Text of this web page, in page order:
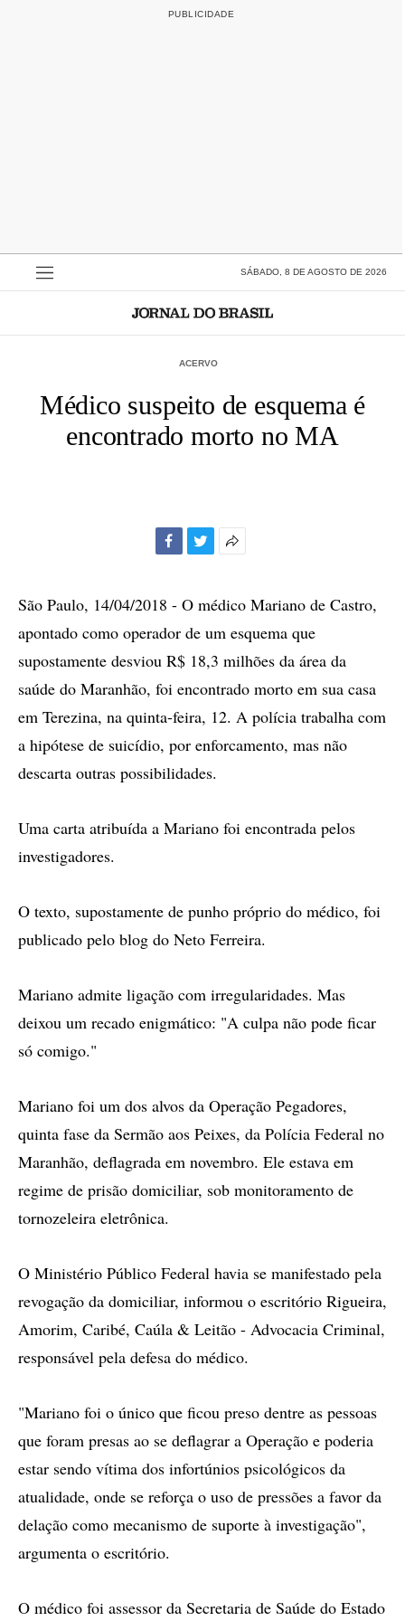
SÁBADO, 8 DE AGOSTO DE 2026
ACERVO
Médico suspeito de esquema é
encontrado morto no MA
compartilhamento
São Paulo, 14/04/2018 - O médico Mariano de Castro,
apontado como operador de um esquema que
supostamente desviou R$ 18,3 milhões da área da
saúde do Maranhão, foi encontrado morto em sua casa
em Terezina, na quinta-feira, 12. A polícia trabalha com
a hipótese de suicídio, por enforcamento, mas não
descarta outras possibilidades.
Uma carta atribuída a Mariano foi encontrada pelos
investigadores.
O texto, supostamente de punho próprio do médico, foi
publicado pelo blog do Neto Ferreira.
Mariano admite ligação com irregularidades. Mas
deixou um recado enigmático: "A culpa não pode ficar
só comigo."
Mariano foi um dos alvos da Operação Pegadores,
quinta fase da Sermão aos Peixes, da Polícia Federal no
Maranhão, deflagrada em novembro. Ele estava em
regime de prisão domiciliar, sob monitoramento de
tornozeleira eletrônica.
O Ministério Público Federal havia se manifestado pela
revogação da domiciliar, informou o escritório Rigueira,
Amorim, Caribé, Caúla & Leitão - Advocacia Criminal,
responsável pela defesa do médico.
"Mariano foi o único que ficou preso dentre as pessoas
que foram presas ao se deflagrar a Operação e poderia
estar sendo vítima dos infortúnios psicológicos da
atualidade, onde se reforça o uso de pressões a favor da
delação como mecanismo de suporte à investigação",
argumenta o escritório.
O médico foi assessor da Secretaria de Saúde do Estado